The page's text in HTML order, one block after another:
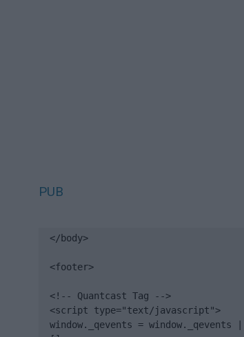
PUB
</body>
<footer>
<!-- Quantcast Tag -->
<script type="text/javascript">
window._qevents = window._qevents ||